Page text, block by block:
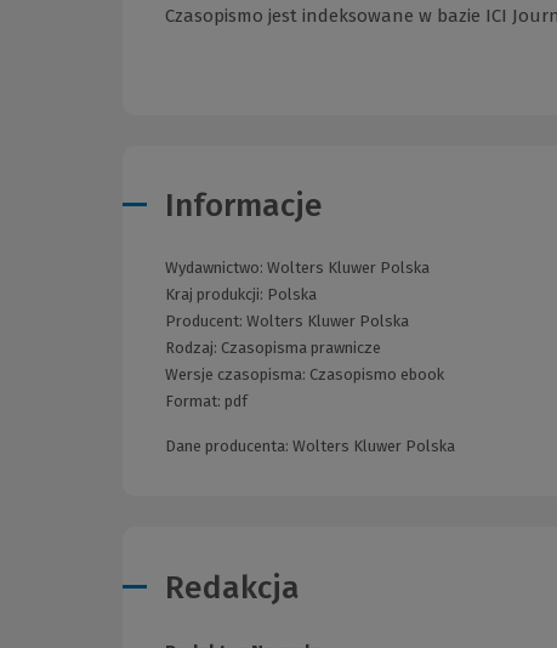
Czasopismo jest indeksowane w bazie ICI
Informacje
Wydawnictwo: Wolters Kluwer Polska
Kraj produkcji: Polska
Producent: Wolters Kluwer Polska
Rodzaj: Czasopisma prawnicze
Wersje czasopisma: Czasopismo ebook
Format: pdf
Dane producenta: Wolters Kluwer Polska
Redakcja